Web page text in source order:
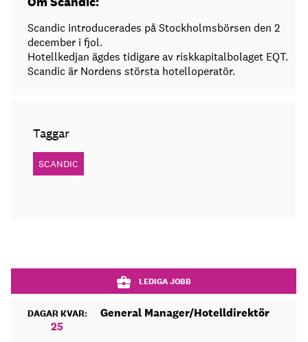
Scandic introducerades på Stockholmsbörsen den 2
december i fjol.
Hotellkedjan ägdes tidigare av riskkapitalbolaget EQT.
Scandic är Nordens största hotelloperatör.
Taggar
SCANDIC
LEDIGA JOBB
DAGAR KVAR:
25
General Manager/Hotelldirektör